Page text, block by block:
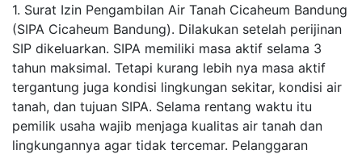
1. Surat Izin Pengambilan Air Tanah Cicaheum Bandung
(SIPA Cicaheum Bandung). Dilakukan setelah perijinan
SIP dikeluarkan. SIPA memiliki masa aktif selama 3
tahun maksimal. Tetapi kurang lebih nya masa aktif
tergantung juga kondisi lingkungan sekitar, kondisi air
tanah, dan tujuan SIPA. Selama rentang waktu itu
pemilik usaha wajib menjaga kualitas air tanah dan
lingkungannya agar tidak tercemar. Pelanggaran